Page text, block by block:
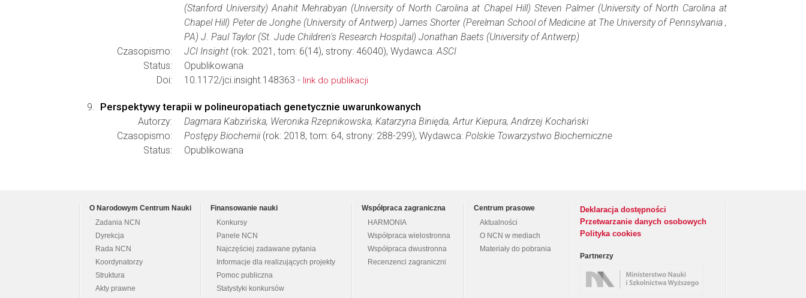
(Stanford University) Anahit Mehrabyan (University of North Carolina at Chapel Hill) Steven Palmer (University of North Carolina at
Chapel Hill) Peter de Jonghe (University of Antwerp) James Shorter (Perelman School of Medicine at The University of Pennsylvania ,
PA) J. Paul Taylor (St. Jude Children's Research Hospital) Jonathan Baets (University of Antwerp)
Czasopismo:
JCI Insight (rok: 2021, tom: 6(14), strony: 46040), Wydawca:ASCI
Status:
Opublikowana
Doi:
10.1172/jci.insight.148363 - link do publikacji
Perspektywy terapii w polineuropatiach genetycznie uwarunkowanych
Autorzy:
Dagmara Kabzińska, Weronika Rzepnikowska, Katarzyna Binięda, Artur Kiepura, Andrzej Kochański
Czasopismo:
Postępy Biochemii(rok: 2018, tom: 64, strony: 288-299), Wydawca: Polskie Towarzystwo Biochemiczne
Status:
Opublikowana
O Narodowym Centrum Nauki
Zadania NCN
Dyrekcja
Rada NCN
Koordynatorzy
Struktura
Akty prawne
Finansowanie nauki
Konkursy
Panele NCN
Najczęściej zadawane pytania
Informacje dla realizujących projekty
Pomoc publiczna
Statystyki konkursów
Współpraca zagraniczna
HARMONIA
Współpraca wielostronna
Współpraca dwustronna
Recenzenci zagraniczni
Centrum prasowe
Aktualności
O NCN w mediach
Materiały do pobrania
Deklaracja dostępności
Przetwarzanie danych osobowych
Polityka cookies
Partnerzy